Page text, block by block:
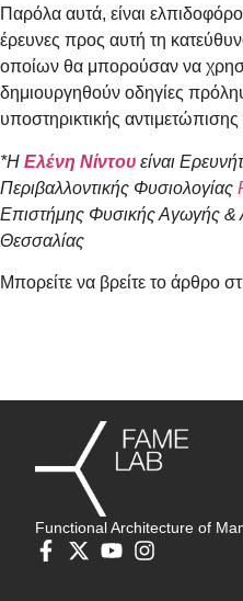
Παρόλα αυτά, είναι
έρευνες προς αυτή τη
οποίων θα μπορούσαν να
δημιουργηθούν οδηγίες
υποστηρικτικής
*Η Ελένη Νίντου είναι
Περιβαλλοντικής Φυσιολογίας
Επιστήμης Φυσικής Αγωγής &
Θεσσαλίας
Μπορείτε να βρείτε το άρθρο
Functional Architecture of